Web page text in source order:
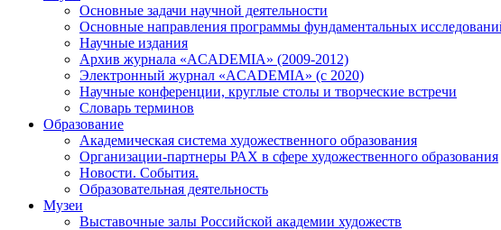
Основные задачи научной деятельности
Основные направления программы фундаментальных
Научные издания
Архив журнала «ACADEMIA» (2009-2012)
Электронный журнал «ACADEMIA» (с 2020)
Научные конференции, круглые столы и творческие встречи
Словарь терминов
Образование
Академическая система художественного образования
Организации-партнеры РАХ в сфере художественного образования
Новости. События.
Образовательная деятельность
Музеи
Выставочные залы Российской академии художеств